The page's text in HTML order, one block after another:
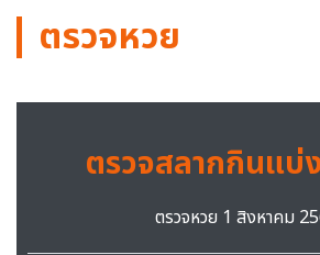
ตรวจหวย
ตรวจสลากกินแบ่
ตรวจหวย 1 สิงหาคม